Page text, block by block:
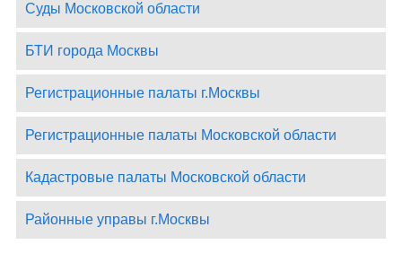
Суды Московской области
БТИ города Москвы
Регистрационные палаты г.Москвы
Регистрационные палаты Московской области
Кадастровые палаты Московской области
Районные управы г.Москвы